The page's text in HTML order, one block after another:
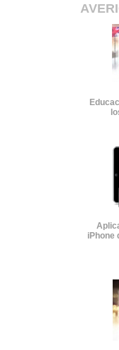
iPhone